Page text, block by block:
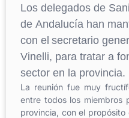
Los delegados de S
de Andalucía han
con el secretario
Vinelli, para tratar a
sector en la provincia.
La reunión fue muy
entre todos los miembros
provincia, con el propósito